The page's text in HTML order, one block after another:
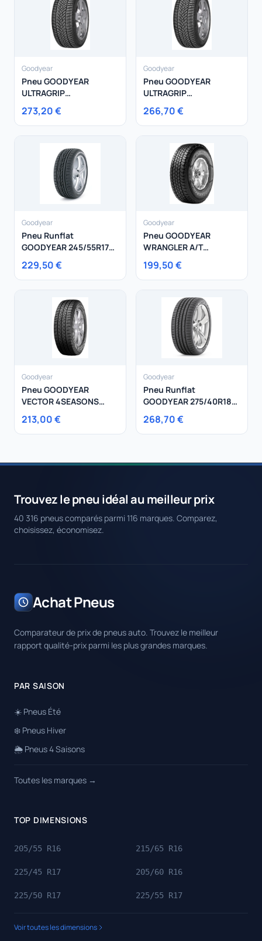
Goodyear
Pneu GOODYEAR
ULTRAGRIP
PERFORMANCE +
245/40R20 99W
273,20 €
Goodyear
Pneu GOODYEAR
ULTRAGRIP
PERFORMANCE +
275/45R20 110V
266,70 €
Goodyear
Pneu Runflat
GOODYEAR 245/55R17
102V Excellence ROF *
229,50 €
Goodyear
Pneu GOODYEAR
WRANGLER A/T
ADVENTURE 255/60R20
113H
199,50 €
Goodyear
Pneu GOODYEAR
VECTOR 4SEASONS
CARGO 225/75R16 121R
213,00 €
Goodyear
Pneu Runflat
GOODYEAR 275/40R18
99Y Eagle F1
(Asymmetric) 3 ROF
BMW Mini Merce des
268,70 €
Trouvez le pneu idéal au meilleur prix
40 316 pneus comparés parmi 116 marques. Comparez,
choisissez, économisez.
Achat Pneus
Comparateur de prix de pneus auto. Trouvez le meilleur
rapport qualité-prix parmi les plus grandes marques.
PAR SAISON
☀️ Pneus Été
❄️ Pneus Hiver
🌦️ Pneus 4 Saisons
Toutes les marques →
TOP DIMENSIONS
205/55 R16 215/65 R16
225/45 R17 205/60 R16
225/50 R17 225/55 R17
Voir toutes les dimensions